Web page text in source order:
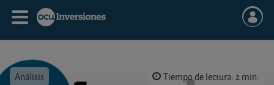
Análisis Tiempo de lectura: 2 min.